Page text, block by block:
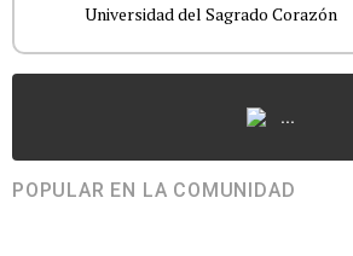
Universidad del Sagrado Corazón
...
POPULAR EN LA COMUNIDAD